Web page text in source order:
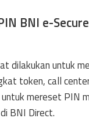
BNI e-Secure
dilakukan untuk
token, call
mereset PIN
BNI Direct.